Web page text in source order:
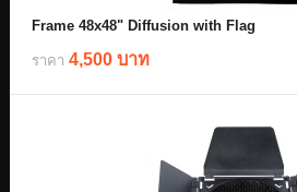
Frame 48x48" Diffusion with Flag
ราคา 4,500 บาท